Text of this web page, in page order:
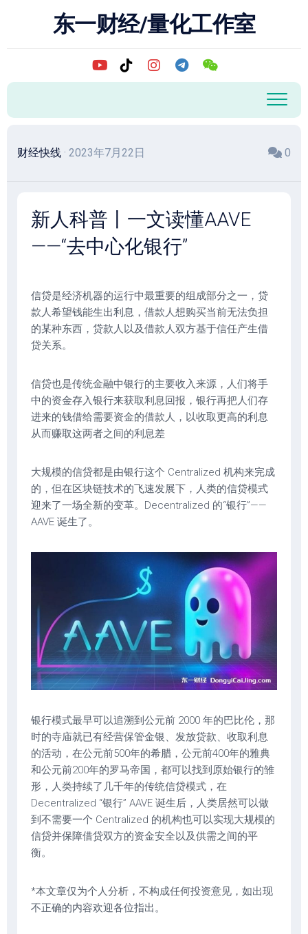
东一财经/量化工作室
财经快线 · 2023年7月22日 0
新人科普丨一文读懂AAVE
——“去中心化银行”
信贷是经济机器的运行中最重要的组成部分之一，贷
款人希望钱能生出利息，借款人想购买当前无法负担
的某种东西，贷款人以及借款人双方基于信任产生借
贷关系。
信贷也是传统金融中银行的主要收入来源，人们将手
中的资金存入银行来获取利息回报，银行再把人们存
进来的钱借给需要资金的借款人，以收取更高的利息
从而赚取这两者之间的利息差
大规模的信贷都是由银行这个 Centralized 机构来完成
的，但在区块链技术的飞速发展下，人类的信贷模式
迎来了一场全新的变革。Decentralized 的“银行”——
AAVE 诞生了。
银行模式最早可以追溯到公元前 2000 年的巴比伦，那
时的寺庙就已有经营保管金银、发放贷款、收取利息
的活动，在公元前500年的希腊，公元前400年的雅典
和公元前200年的罗马帝国，都可以找到原始银行的雏
形，人类持续了几千年的传统信贷模式，在
Decentralized “银行” AAVE 诞生后，人类居然可以做
到不需要一个 Centralized 的机构也可以实现大规模的
信贷并保障借贷双方的资金安全以及供需之间的平
衡。
*本文章仅为个人分析，不构成任何投资意见，如出现
不正确的内容欢迎各位指出。